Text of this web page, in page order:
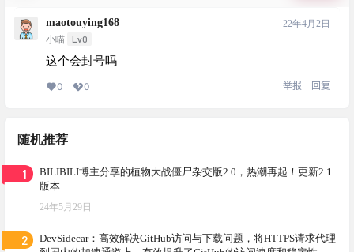
maotouying168
小喵 Lv0
22年4月2日
这个会封号吗
0 0 举报 回复
随机推荐
1
BILIBILI博主分享的植物大战僵尸杂交版2.0，热潮再起！更新2.1
版本
24年5月29日
2
DevSidecar：高效解决GitHub访问与下载问题，将HTTPS请求代理